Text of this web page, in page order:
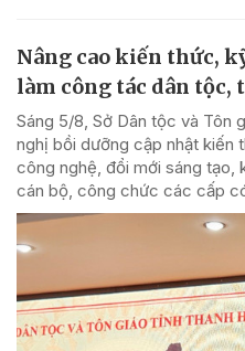
Nâng cao kiến thức,
làm công tác dân tộc,
Sáng 5/8, Sở Dân tộc và Tôn
nghị bồi dưỡng cập nhật kiến
công nghệ, đổi mới sáng tạo,
cán bộ, công chức các cấp